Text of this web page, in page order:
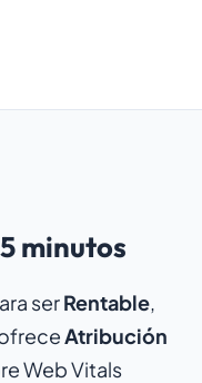
minutos
serRentable,
Atribución
Web Vitals